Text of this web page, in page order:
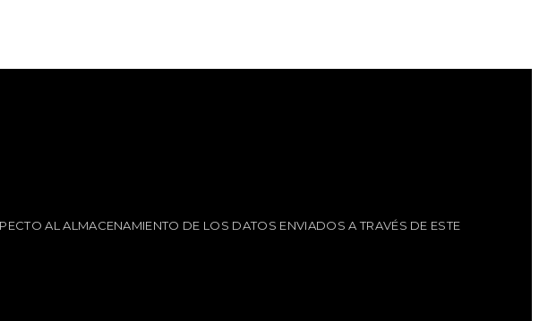
AL ALMACENAMIENTO DE LOS DATOS ENVIADOS A TRAVÉS DE ESTE